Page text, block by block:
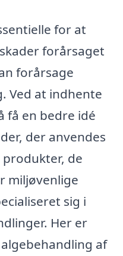
for at
forårsaget
forårsage
Ved at indhente
få en bedre idé
der anvendes
de
miljøvenlige
sig i
Her er
af